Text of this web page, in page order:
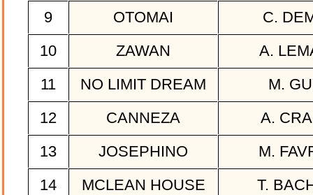
9
OTOMAI
C.
10
ZAWAN
A.
11
NO LIMIT DREAM
M.
12
CANNEZA
A.
13
JOSEPHINO
M.
14
MCLEAN HOUSE
T.